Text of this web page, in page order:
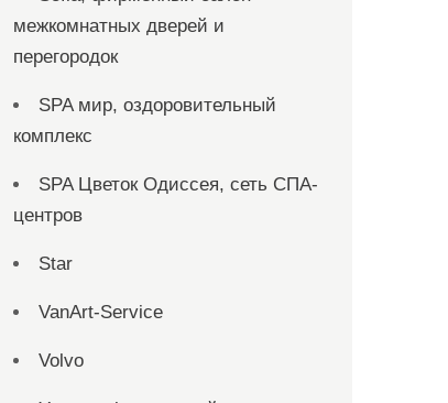
межкомнатных дверей и
перегородок
SPA мир, оздоровительный
комплекс
SPA Цветок Одиссея, сеть СПА-
центров
Star
VanArt-Service
Volvo